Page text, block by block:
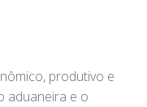
produtivo e
aduaneira e o